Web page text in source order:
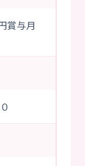
賞与月